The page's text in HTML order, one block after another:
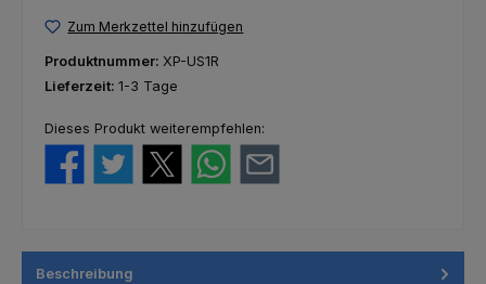
Zum Merkzettel hinzufügen
Produktnummer: XP-US1R
Lieferzeit: 1-3 Tage
Dieses Produkt weiterempfehlen:
Beschreibung